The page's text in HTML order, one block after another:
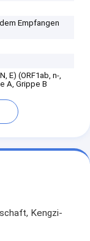
Empfangen
E) (ORF1ab, n-,
A, Grippe B
Kengzi-